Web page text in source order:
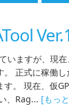
いますが、現在
。 正式に稼働し
。 現在、仮
、Rag... [もっ